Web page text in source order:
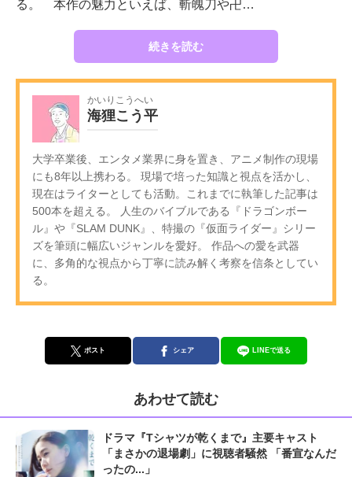
る。 本作の魅力といえば、斬魄刀や卍…
続きを読む
かいりこうへい
海狸こう平
大学卒業後、エンタメ業界に身を置き、アニメ制作の現場
にも8年以上携わる。 現場で培った知識と視点を活かし、
現在はライターとしても活動。これまでに執筆した記事は
500本を超える。 人生のバイブルである『ドラゴンボー
ル』や『SLAM DUNK』、特撮の『仮面ライダー』シリー
ズを筆頭に幅広いジャンルを愛好。 作品への愛を武器
に、多角的な視点から丁寧に読み解く考察を信条としてい
る。
ポスト シェア LINEで送る
あわせて読む
ドラマ『Tシャツが乾くまで』主要キャスト
「まさかの退場劇」に視聴者騒然 「番宣なんだ
ったの...」